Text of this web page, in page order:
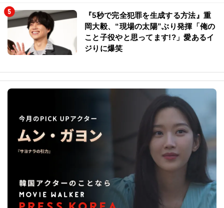
『5秒で完全犯罪を生成する方法』重
岡大毅、“現場の太陽”ぶり発揮「俺の
こと子役やと思ってます!?」愛あるイ
ジりに爆笑